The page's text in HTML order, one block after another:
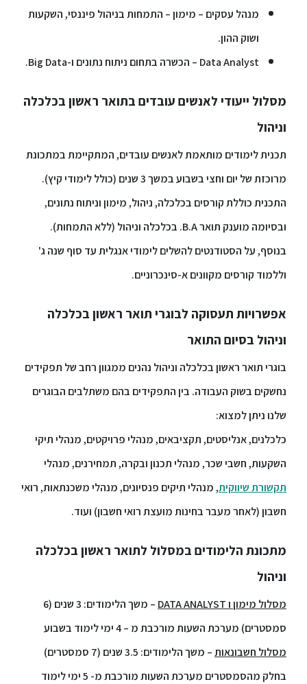
לימוד
מחקר
והוראה
לבינלאומיות
ספריה
משרתי
הביטחון
זכויות
והטבות
עכשיו
מנהל עסקים – מימון – התמחות בניהול פיננסי, השקעות
ושוק ההון.
Data Analyst – הכשרה בתחום ניתוח נתונים ו-Big Data.
מסלול ייעודי לאנשים עובדים בתואר ראשון בכלכלה
וניהול
תכנית לימודים מותאמת לאנשים עובדים, המתקיימת במתכונת
מרוכזת של יום וחצי בשבוע במשך 3 שנים (כולל לימודי קיץ).
התכנית כוללת קורסים בכלכלה, ניהול, מימון וניתוח נתונים,
ובסיומה מוענק תואר B.A. בכלכלה וניהול (ללא התמחות).
בנוסף, על הסטודנטים להשלים לימודי אנגלית עד סוף שנה ג'
וללמוד קורסים מקוונים א-סינכרוניים.
אפשרויות תעסוקה לבוגרי תואר ראשון בכלכלה
וניהול בסיום התואר
בוגרי תואר ראשון בכלכלה וניהול נהנים ממגוון רחב של תפקידים
נחשקים בשוק העבודה. בין התפקידים בהם משתלבים הבוגרים
שלנו ניתן למצוא:
כלכלנים, אנליסטים, תקציבאים, מנהלי פרויקטים, מנהלי תיקי
השקעות, חשבי שכר, מנהלי תכנון ובקרה, תמחירנים, מנהלי
תקשורת שיווקית, מנהלי תיקים פנסיונים, מנהלי משכנתאות, רואי
חשבון (לאחר מעבר בחינות מועצת רואי חשבון) ועוד.
מתכונת הלימודים במסלול לתואר ראשון בכלכלה
וניהול
מסלול מימון ו DATA ANALYST
– משך הלימודים: 3 שנים (6
סמסטרים) מערכת השעות מורכבת מ – 4 ימי לימוד בשבוע
מסלול חשבונאות
– משך הלימודים: 3.5 שנים (7 סמסטרים)
בחלק מהסמסטרים מערכת השעות מורכבת מ- 5 ימי לימוד